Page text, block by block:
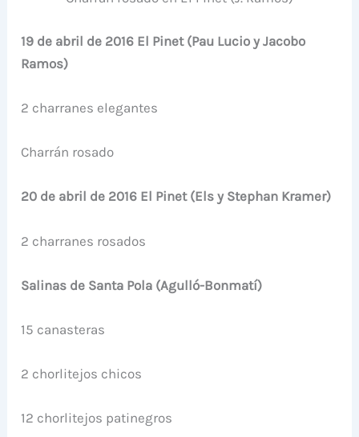
19 de abril de 2016 El Pinet (Pau Lucio y Jacobo
Ramos)
2 charranes elegantes
Charrán rosado
20 de abril de 2016 El Pinet (Els y Stephan Kramer)
2 charranes rosados
Salinas de Santa Pola (Agulló-Bonmatí)
15 canasteras
2 chorlitejos chicos
12 chorlitejos patinegros